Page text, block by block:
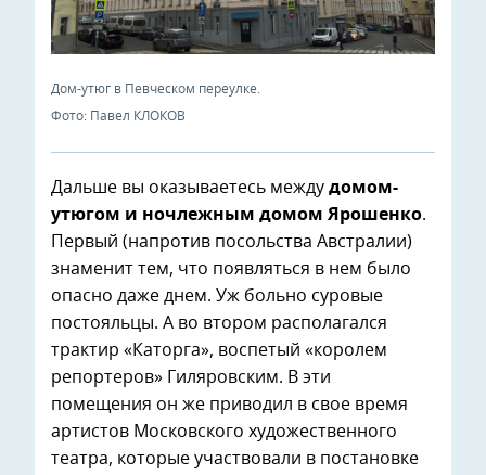
Дом-утюг в Певческом переулке.
Фото: Павел КЛОКОВ
Дальше вы оказываетесь между домом-
утюгом и ночлежным домом Ярошенко.
Первый (напротив посольства Австралии)
знаменит тем, что появляться в нем было
опасно даже днем. Уж больно суровые
постояльцы. А во втором располагался
трактир «Каторга», воспетый «королем
репортеров» Гиляровским. В эти
помещения он же приводил в свое время
артистов Московского художественного
театра, которые участвовали в постановке